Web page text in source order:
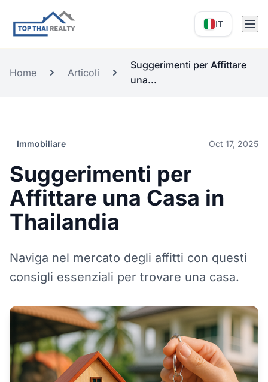
IT
Home Articoli
Suggerimenti per Affittare
una...
Immobiliare Oct 17, 2025
Suggerimenti per
Affittare una Casa in
Thailandia
Naviga nel mercato degli affitti con questi
consigli essenziali per trovare una casa.